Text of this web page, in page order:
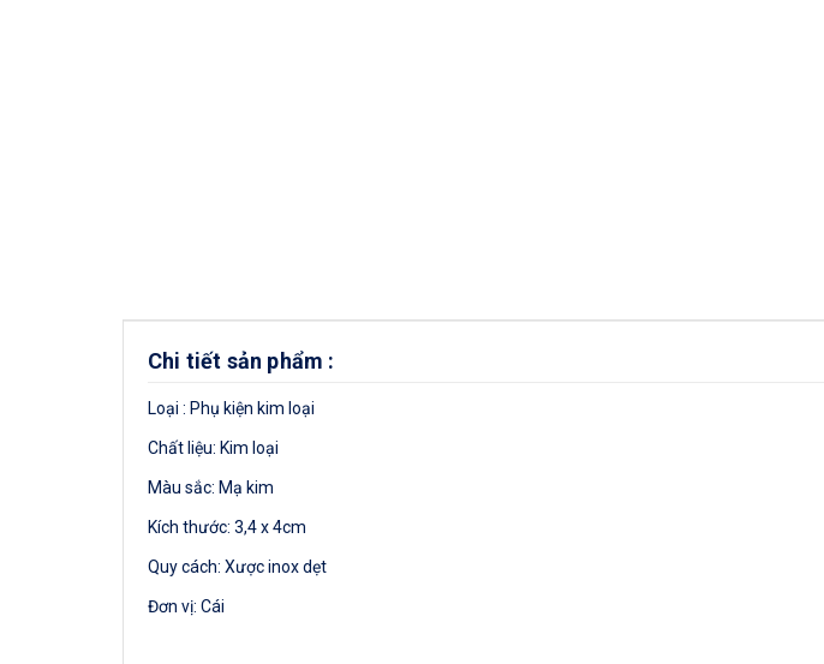
Chi tiết sản phẩm :
Loại : Phụ kiện kim loại
Chất liệu: Kim loại
Màu sắc: Mạ kim
Kích thước: 3,4 x 4cm
Quy cách: Xược inox dẹt
Đơn vị: Cái